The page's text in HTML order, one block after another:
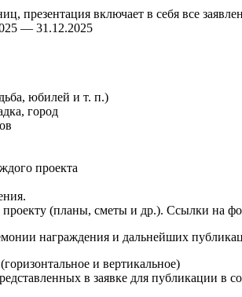
презентация включает в себя все
— 31.12.2025
юбилей и т. п.)
город
проекта
(планы, сметы и др.). Ссылки на
награждения и дальнейших
и вертикальное)
в заявке для публикации в